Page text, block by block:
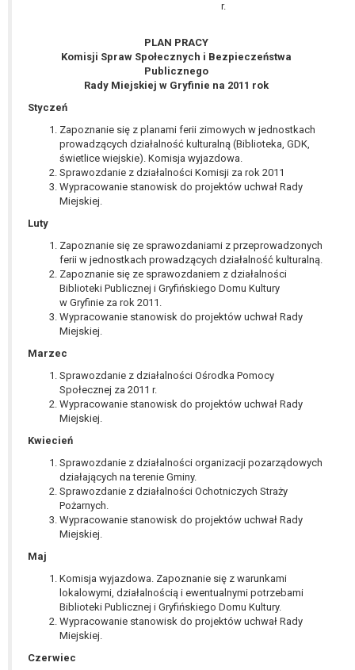
r.
PLAN PRACY
Komisji Spraw Społecznych i Bezpieczeństwa
Publicznego
Rady Miejskiej w Gryfinie na 2011 rok
Styczeń
Zapoznanie się z planami ferii zimowych w jednostkach
prowadzących działalność kulturalną (Biblioteka, GDK,
świetlice wiejskie). Komisja wyjazdowa.
Sprawozdanie z działalności Komisji za rok 2011
Wypracowanie stanowisk do projektów uchwał Rady
Miejskiej.
Luty
Zapoznanie się ze sprawozdaniami z przeprowadzonych
ferii w jednostkach prowadzących działalność kulturalną.
Zapoznanie się ze sprawozdaniem z działalności
Biblioteki Publicznej i Gryfińskiego Domu Kultury
w Gryfinie za rok 2011.
Wypracowanie stanowisk do projektów uchwał Rady
Miejskiej.
Marzec
Sprawozdanie z działalności Ośrodka Pomocy
Społecznej za 2011 r.
Wypracowanie stanowisk do projektów uchwał Rady
Miejskiej.
Kwiecień
Sprawozdanie z działalności organizacji pozarządowych
działających na terenie Gminy.
Sprawozdanie z działalności Ochotniczych Straży
Pożarnych.
Wypracowanie stanowisk do projektów uchwał Rady
Miejskiej.
Maj
Komisja wyjazdowa. Zapoznanie się z warunkami
lokalowymi, działalnością i ewentualnymi potrzebami
Biblioteki Publicznej i Gryfińskiego Domu Kultury.
Wypracowanie stanowisk do projektów uchwał Rady
Miejskiej.
Czerwiec
wykonania zadania realizowanego w
sprawowania władzy publicznej
powierzonej administratorowi bądź
niezbędność przetwarzania do celów
wynikających z prawnie
realizowanych przez administratora
lub przez stronę trzecią.
Z przyczyn związanych z Pani/Pana
szczególną sytuacją. W razie wniesienia
sprzeciwu, administrator nie może już
uzasadnionych podstaw do przetwarzania,
nadrzędnych wobec interesów, praw i
wolności osoby, której dane dotyczą, lub
podstaw do ustalenia, dochodzenia lub
obrony roszczeń.
osobowych odbywa się na podstawie zgody osoby
na przetwarzanie danych osobowych (art. 6 ust. 1
lit a RODO), przysługuje Pani/Panu prawo do
przetwarzania, którego dokonano na podstawie
zgody przed jej cofnięciem.
Przysługuje Pani/Panu prawo wniesienia skargi do
organu nadzorczego na niezgodne z prawem
przetwarzanie Pani/Pana danych osobowych
Organem właściwym do wniesienia skargi jest
Prezes Urzędu Ochrony Danych Osobowych.
W zależności od sfery, w której przetwarzane są
dane osobowe, podanie danych osobowych jest
dobrowolne albo jest wymogiem ustawowym lub
umownym.